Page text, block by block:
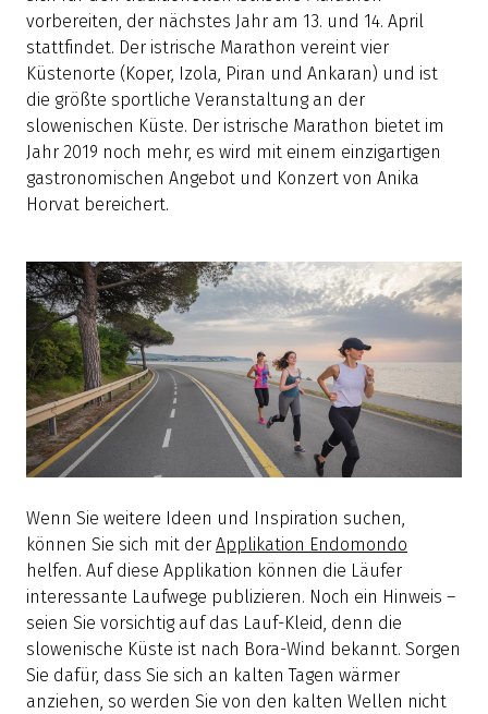
vorbereiten, der nächstes Jahr am 13. und 14. April
stattfindet. Der istrische Marathon vereint vier
Küstenorte (Koper, Izola, Piran und Ankaran) und ist
die größte sportliche Veranstaltung an der
slowenischen Küste. Der istrische Marathon bietet im
Jahr 2019 noch mehr, es wird mit einem einzigartigen
gastronomischen Angebot und Konzert von Anika
Horvat bereichert.
Wenn Sie weitere Ideen und Inspiration suchen,
können Sie sich mit der Applikation Endomondo
helfen. Auf diese Applikation können die Läufer
interessante Laufwege publizieren. Noch ein Hinweis –
seien Sie vorsichtig auf das Lauf-Kleid, denn die
slowenische Küste ist nach Bora-Wind bekannt. Sorgen
Sie dafür, dass Sie sich an kalten Tagen wärmer
anziehen, so werden Sie von den kalten Wellen nicht